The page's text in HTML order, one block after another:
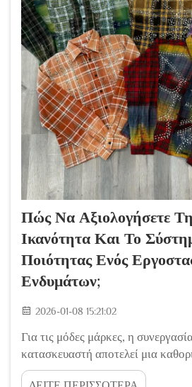
Πώς Να Αξιολογήσετε
Ικανότητα Και Το
Ποιότητας Ενός
Ενδυμάτων;
2026-01-08 15:21:02
Για τις μόδες μάρκες, η
κατασκευαστή αποτελεί μια
κατάλληλο ενδυματουργικό